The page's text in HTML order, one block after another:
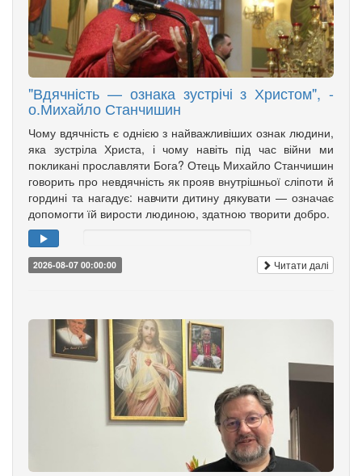
"Вдячність — ознака зустрічі з Христом", -
о.Михайло Станчишин
Чому вдячність є однією з найважливіших ознак людини,
яка зустріла Христа, і чому навіть під час війни ми
покликані прославляти Бога? Отець Михайло Станчишин
говорить про невдячність як прояв внутрішньої сліпоти й
гордині та нагадує: навчити дитину дякувати — означає
допомогти їй вирости людиною, здатною творити добро.
2026-08-07 00:00:00 Читати далі